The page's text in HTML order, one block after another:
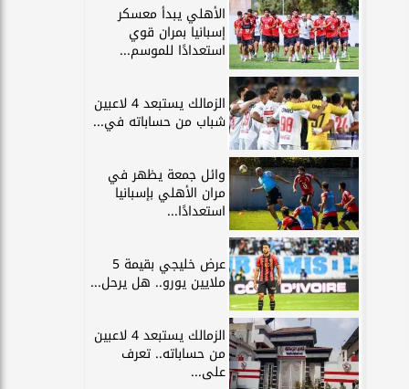
الأهلي يبدأ معسكر
إسبانيا بمران قوي
استعدادًا للموسم...
الزمالك يستبعد 4 لاعبين
شباب من حساباته في...
وائل جمعة يظهر في
مران الأهلي بإسبانيا
استعدادًا...
عرض خليجي بقيمة 5
ملايين يورو.. هل يرحل...
الزمالك يستبعد 4 لاعبين
من حساباته.. تعرف
على...